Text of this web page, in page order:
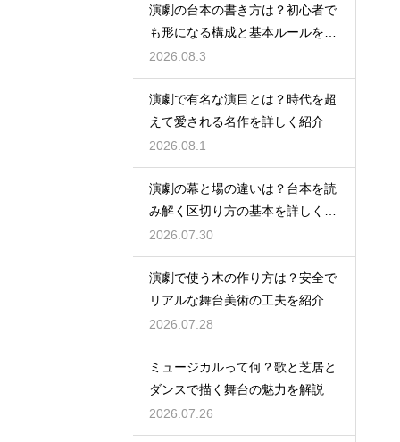
演劇の台本の書き方は？初心者で
も形になる構成と基本ルールを解
説
2026.08.3
演劇で有名な演目とは？時代を超
えて愛される名作を詳しく紹介
2026.08.1
演劇の幕と場の違いは？台本を読
み解く区切り方の基本を詳しく解
説
2026.07.30
演劇で使う木の作り方は？安全で
リアルな舞台美術の工夫を紹介
2026.07.28
ミュージカルって何？歌と芝居と
ダンスで描く舞台の魅力を解説
2026.07.26